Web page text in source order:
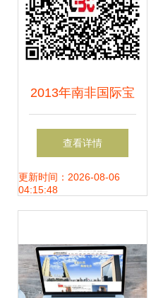
2013年南非国际宝
马展回顾 价格、厂
家与信息咨询指南
查看详情
更新时间：2026-08-06
04:15:48